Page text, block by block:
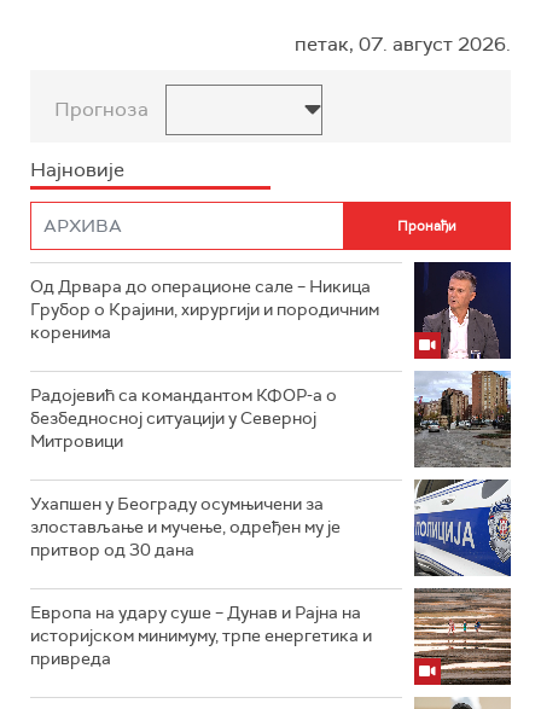
петак, 07. август 2026.
Прогноза
Најновије
Од Дрвара до операционе сале – Никица
Грубор о Крајини, хирургији и породичним
коренима
Радојевић са командантом КФОР-а о
безбедносној ситуацији у Северној
Митровици
Ухапшен у Београду осумњичени за
злостављање и мучење, одређен му је
притвор од 30 дана
Европа на удару суше – Дунав и Рајна на
историјском минимуму, трпе енергетика и
привреда